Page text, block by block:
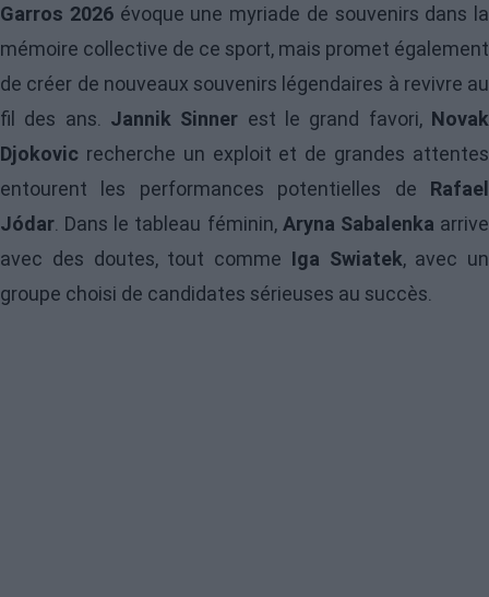
Garros 2026évoque une myriade de souvenirs dans la
mémoire collective de ce sport, mais promet également
de créer de nouveaux souvenirs légendaires à revivre au
fil des ans. Jannik Sinner est le grand favori, Novak
Djokovic recherche un exploit et de grandes attentes
entourent les performances potentielles de Rafael
Jódar. Dans le tableau féminin, Aryna Sabalenka arrive
avec des doutes, tout comme Iga Swiatek, avec un
groupe choisi de candidates sérieuses au succès.